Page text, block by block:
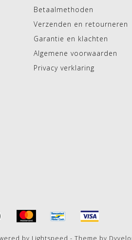
Betaalmethoden
Verzenden en retourneren
Garantie en klachten
Algemene voorwaarden
Privacy verklaring
by Lightspeed - Theme by